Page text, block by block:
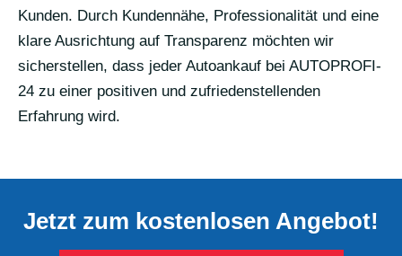
Kunden. Durch Kundennähe, Professionalität und eine
klare Ausrichtung auf Transparenz möchten wir
sicherstellen, dass jeder Autoankauf bei AUTOPROFI-
24 zu einer positiven und zufriedenstellenden
Erfahrung wird.
Jetzt zum kostenlosen Angebot!